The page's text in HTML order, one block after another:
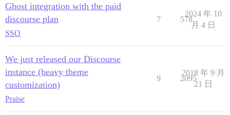
Ghost integration with the paid
discourse plan
SSO
7 578
2024 年 10
月 4 日
We just released our Discourse
instance (heavy theme
customization)
Praise
9 2095
2018 年 9 月
21 日